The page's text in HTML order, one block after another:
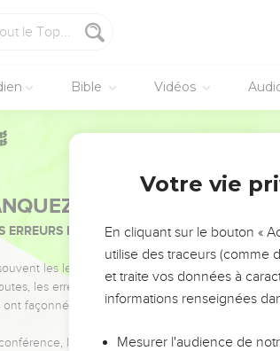
Bible Vidéos
PAS L’ÉVÉNEMENT
ERREURS POUVAIENT VOUS ÉVITER LES
les leaders pour leurs réussites, leur
les erreurs et les saisons difficiles qu'ils ont
façonnés.
leaders, entrepreneurs, et responsables
Votre vie
En cliquant sur le bouton «
utilise des traceurs (comme
et traite vos données à
informations renseignées
Mesurer l'audience de